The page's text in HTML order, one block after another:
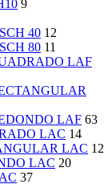
9
40 12
80 11
LAF
LAF 63
LAC 14
LAC 12
LAC 20
37